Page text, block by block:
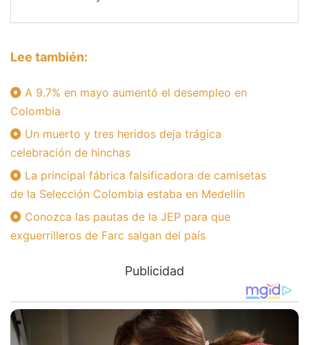
Lee también:
A 9.7% en mayo aumentó el desempleo en
Colombia
Un muerto y tres heridos deja trágica
celebración de hinchas
La principal fábrica falsificadora de camisetas
de la Selección Colombia estaba en Medellín
Conozca las pautas de la JEP para que
exguerrilleros de Farc salgan del país
Publicidad